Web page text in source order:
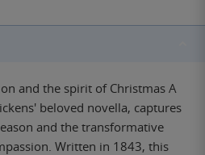
and the spirit of Christmas A
beloved novella, captures
and the transformative
Written in 1843, this